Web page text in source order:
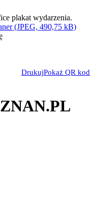
(JPEG, 490,75 kB)
DrukujPokaż QR kod